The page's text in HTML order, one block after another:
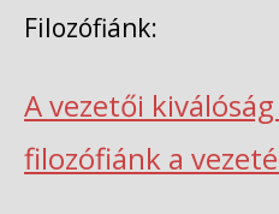
Filozófiánk:
A vezetői
filozófiánk a